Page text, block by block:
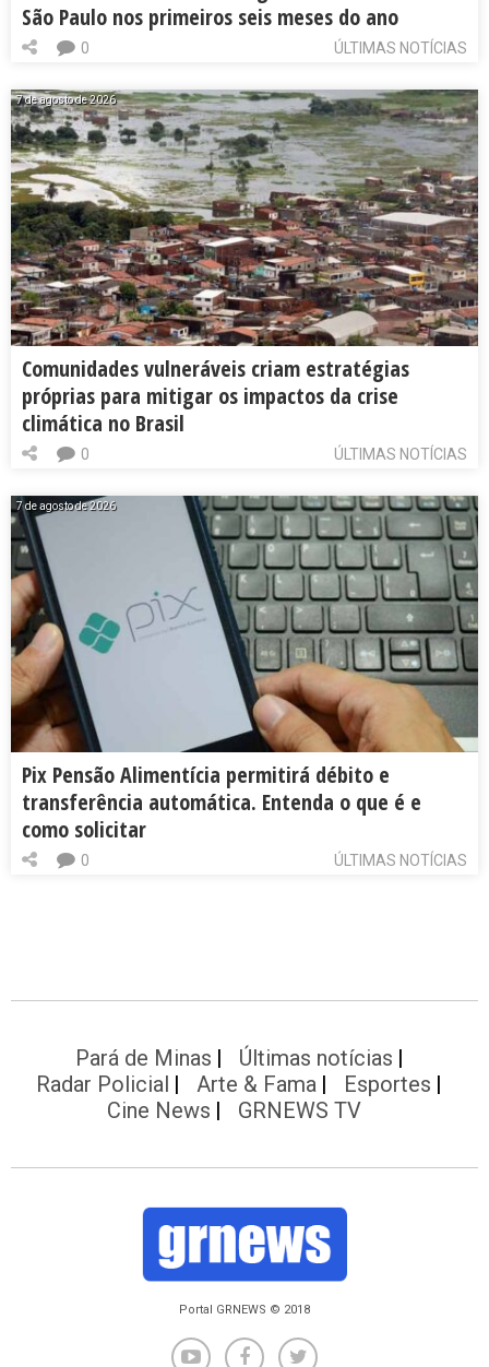
São Paulo nos primeiros seis meses do ano
ÚLTIMAS NOTÍCIAS
0
7 de agosto de 2026
Comunidades vulneráveis criam estratégias
próprias para mitigar os impactos da crise
climática no Brasil
ÚLTIMAS NOTÍCIAS
0
7 de agosto de 2026
Pix Pensão Alimentícia permitirá débito e
transferência automática. Entenda o que é e
como solicitar
ÚLTIMAS NOTÍCIAS
0
Pará de Minas
Últimas notícias
Radar Policial
Arte & Fama
Esportes
Cine News
GRNEWS TV
Portal GRNEWS © 2018